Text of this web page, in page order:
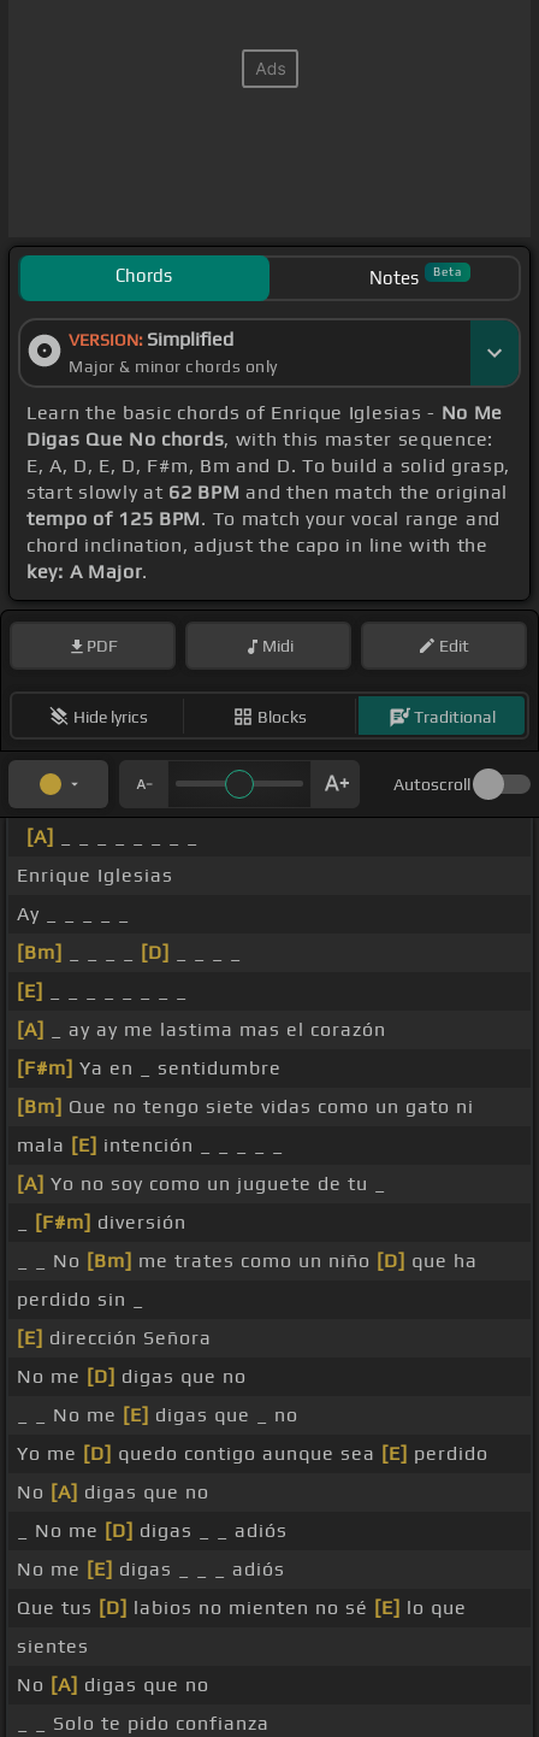
Chords Notes Beta
VERSION: Simplified
Major & minor chords only
Learn the basic chords of Enrique Iglesias - No Me
Digas Que No chords, with this master sequence:
E, A, D, E, D, F#m, Bm and D. To build a solid grasp,
start slowly at 62 BPM and then match the original
tempo of 125 BPM. To match your vocal range and
chord inclination, adjust the capo in line with the
key: A Major.
PDF Midi Edit
Hide lyrics Blocks Traditional
Autoscroll
[A]
Enrique Iglesias
Ay _ _ _ _ _
[Bm]
[D]
[E]
[A]
_ ay ay me lastima mas el corazón
[F#m] Ya en _ sentidumbre
[Bm] Que no tengo siete vidas como un gato ni
mala [E] intención _ _ _ _ _
[A] Yo no soy como un juguete de tu _
[F#m] diversión
_ _ No [Bm] me trates como un niño [D] que ha
perdido sin _
[E] dirección Señora
No me [D] digas que no
_ _ No me [E] digas que _ no
Yo me [D] quedo contigo aunque sea [E] perdido
No [A] digas que no
_ No me [D] digas _ _ adiós
No me [E] digas _ _ _ adiós
Que tus [D] labios no mienten no sé [E] lo que
sientes
No [A] digas que no
_ _ Solo te pido confianza